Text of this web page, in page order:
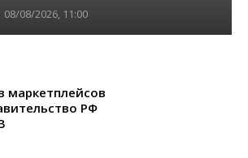
08/08/2026, 11:00
маркетплейсов
РФ